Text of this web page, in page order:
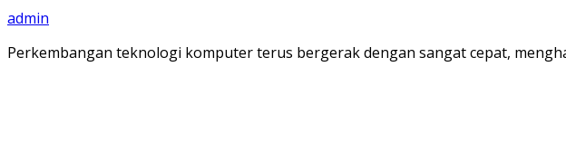
admin
Perkembangan teknologi komputer terus bergerak dengan sangat cepat,